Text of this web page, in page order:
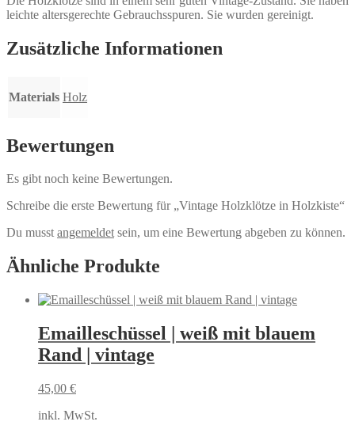
leichte altersgerechte Gebrauchsspuren. Sie wurden gereinigt.
Zusätzliche Informationen
Materials Holz
Bewertungen
Es gibt noch keine Bewertungen.
Schreibe die erste Bewertung für „Vintage Holzklötze in Holzkiste“
Du musstangemeldetsein, um eine Bewertung abgeben zu können.
Ähnliche Produkte
Emailleschüssel | weiß mit blauem
Rand | vintage
45,00 €
inkl. MwSt.